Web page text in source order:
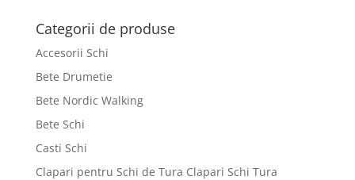
Categorii de produse
Accesorii Schi
Bete Drumetie
Bete Nordic Walking
Bete Schi
Casti Schi
Clapari pentru Schi de Tura Clapari Schi Tura